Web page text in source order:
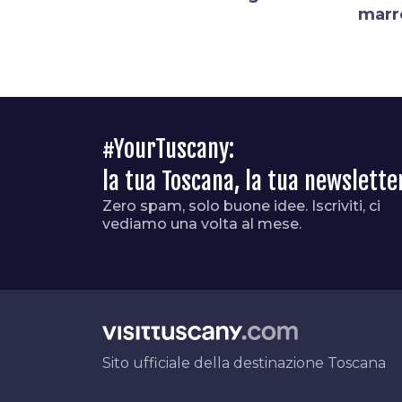
#YourTuscany:
la tua Toscana, la tua
Zero spam, solo buone idee. Iscriviti, ci
vediamo una volta al mese.
Sito ufficiale della destinazione Toscana